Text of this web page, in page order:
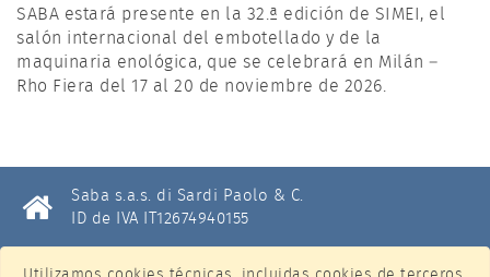
SABA estará presente en la 32.ª edición de SIMEI, el
salón internacional del embotellado y de la
maquinaria enológica, que se celebrará en Milán –
Rho Fiera del 17 al 20 de noviembre de 2026.
Saba s.a.s. di Sardi Paolo & C.
ID de IVA IT12674940155
Tel. +39 02 26143349